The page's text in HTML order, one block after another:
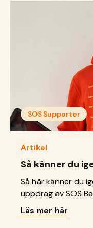
SOS Supporter
Artikel
Så känner du
Så här känner du
uppdrag av SOS
Barnbyars logotyp
ett ID-kort med
Läs mer här